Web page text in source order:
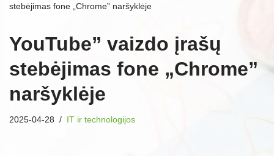
stebėjimas fone „Chrome” naršyklėje
YouTube” vaizdo įrašų
stebėjimas fone „Chrome”
naršyklėje
2025-04-28 IT ir technologijos